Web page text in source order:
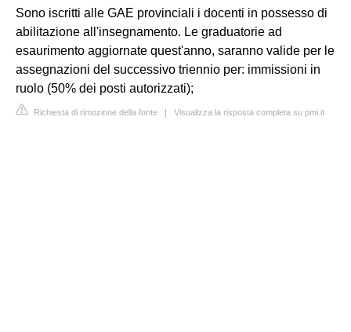
Sono iscritti alle GAE provinciali i docenti in possesso di
abilitazione all'insegnamento. Le graduatorie ad
esaurimento aggiornate quest'anno, saranno valide per le
assegnazioni del successivo triennio per: immissioni in
ruolo (50% dei posti autorizzati);
Richiesta di rimozione della fonte | Visualizza la risposta completa su pmi.it